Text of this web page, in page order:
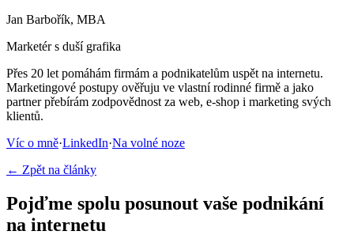
Jan Barbořík, MBA
Marketér s duší grafika
Přes 20 let pomáhám firmám a podnikatelům uspět na internetu.
Marketingové postupy ověřuju ve vlastní rodinné firmě a jako
partner přebírám zodpovědnost za web, e-shop i marketing svých
klientů.
Víc o mně·LinkedIn·Na volné noze
← Zpět na články
Pojďme spolu posunout vaše podnikání
na internetu